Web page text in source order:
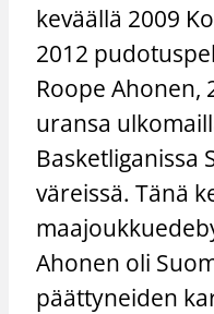
keväällä 2009
2012
Roope Ahonen,
uransa
Basketliganissa
väreissä. Tänä
Ahonen oli
päättyneiden